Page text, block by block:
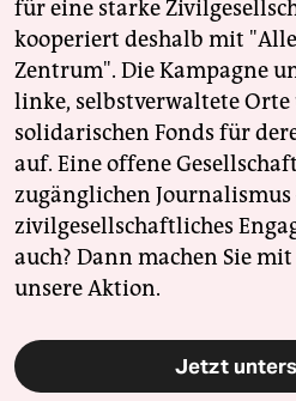
für eine starke
kooperiert deshalb mit
Zentrum". Die Kampagne
linke, selbstverwaltete
solidarischen Fonds für
auf. Eine offene
zugänglichen Journalismus
zivilgesellschaftliches
auch? Dann machen Sie
unsere Aktion.
Jetzt